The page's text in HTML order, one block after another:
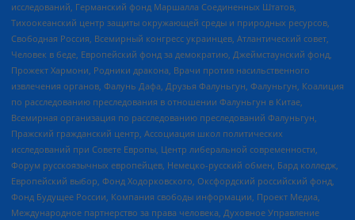
исследований, Германский фонд Маршалла Соединенных Штатов,
Тихоокеанский центр защиты окружающей среды и природных ресурсов,
Свободная Россия, Всемирный конгресс украинцев, Атлантический совет,
Человек в беде, Европейский фонд за демократию, Джеймстаунский фонд,
Прожект Хармони, Родники дракона, Врачи против насильственного
извлечения органов, Фалунь Дафа, Друзья Фалуньгун, Фалуньгун, Коалиция
по расследованию преследования в отношении Фалуньгун в Китае,
Всемирная организация по расследованию преследований Фалуньгун,
Пражский гражданский центр, Ассоциация школ политических
исследований при Совете Европы, Центр либеральной современности,
Форум русскоязычных европейцев, Немецко-русский обмен, Бард колледж,
Европейский выбор, Фонд Ходорковского, Оксфордский российский фонд,
Фонд Будущее России, Компания свободы информации, Проект Медиа,
Международное партнерство за права человека, Духовное Управление